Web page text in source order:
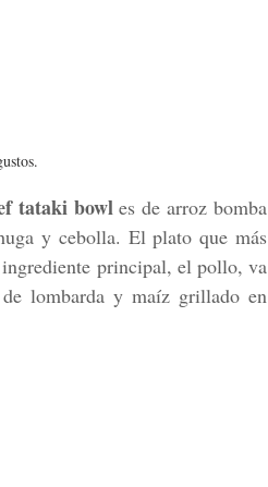
tataki bowl es de arroz bomba
y cebolla. El plato que más
principal, el pollo, va
de lombarda y maíz grillado en